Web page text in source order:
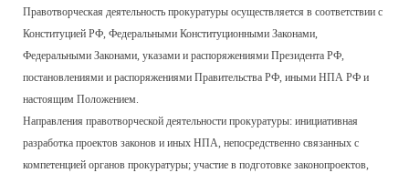
Правотворческая деятельность прокуратуры осуществляется в соответствии с
Конституцией РФ, Федеральными Конституционными Законами,
Федеральными Законами, указами и распоряжениями Президента РФ,
постановлениями и распоряжениями Правительства РФ, иными НПА РФ и
настоящим Положением.
Направления правотворческой деятельности прокуратуры: инициативная
разработка проектов законов и иных НПА, непосредственно связанных с
компетенцией органов прокуратуры; участие в подготовке законопроектов,